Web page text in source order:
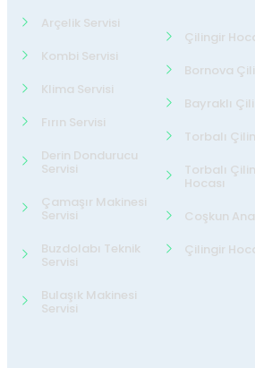
Arçelik Servisi
Kombi Servisi
Klima Servisi
Fırın Servisi
Derin Dondurucu
Servisi
Çamaşır Makinesi
Servisi
Buzdolabı Teknik
Servisi
Bulaşık Makinesi
Servisi
Çilingir
Bornova
Bayraklı
Torbalı
Torbalı
Hocası
Coşkun
Çilingir